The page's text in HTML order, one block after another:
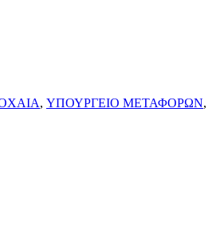
, ΥΠΟΥΡΓΕΙΟ ΜΕΤΑΦΟΡΩΝ,